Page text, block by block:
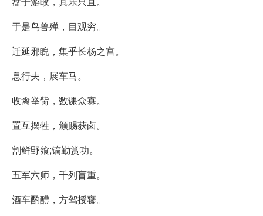
于是鸟兽殚，目观穷。
迁延邪睨，集乎长杨之宫。
息行夫，展车马。
收禽举胔，数课众寡。
置互摆牲，颁赐获卤。
割鲜野飨;镐勤赏功。
五军六师，千列盲重。
酒车酌醴，方驾授饔。